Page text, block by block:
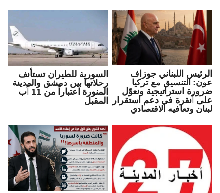
الرئيس اللبناني جوزاف
عون: التنسيق مع تركيا
ضرورة استراتيجية ونعوّل
على أنقرة في دعم استقرار
لبنان وتعافيه الاقتصادي
السورية للطيران تستأنف
رحلاتها بين دمشق والمدينة
المنورة اعتباراً من 11 آب
المقبل